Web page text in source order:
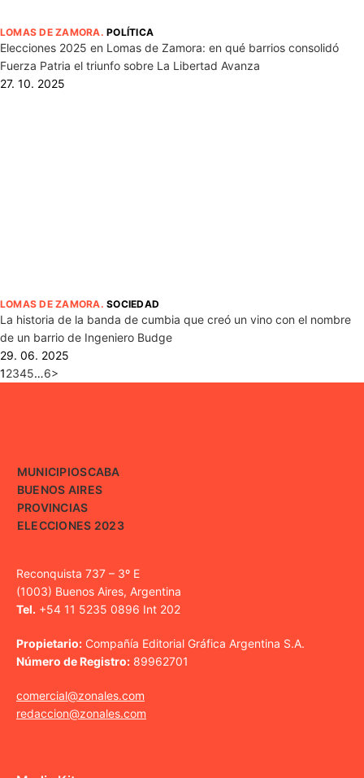
LOMAS DE ZAMORA.POLÍTICA
Elecciones 2025 en Lomas de Zamora: en qué barrios consolidó
Fuerza Patria el triunfo sobre La Libertad Avanza
27. 10. 2025
LOMAS DE ZAMORA.SOCIEDAD
La historia de la banda de cumbia que creó un vino con el nombre
de un barrio de Ingeniero Budge
29. 06. 2025
12345…6>
MUNICIPIOSCABA
BUENOS AIRES
PROVINCIAS
ELECCIONES 2023
Reconquista 737 – 3º E
(1003) Buenos Aires, Argentina
Tel. +54 11 5235 0896 Int 202
Propietario: Compañía Editorial Gráfica Argentina S.A.
Número de Registro: 89962701
comercial@zonales.com
redaccion@zonales.com